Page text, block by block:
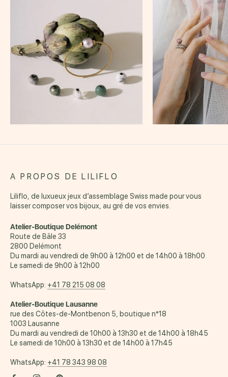
A PROPOS DE LILIFLO
Liliflo, de luxueux jeux d’assemblage Swiss made pour vous
laisser composer vos bijoux, au gré de vos envies.
Atelier-Boutique Delémont
Route de Bâle 33
2800 Delémont
Du mardi au vendredi de 9h00 à 12h00 et de 14h00 à 18h00
Le samedi de 9h00 à 12h00
WhatsApp: +41 78 215 08 08
Atelier-Boutique Lausanne
rue des Côtes-de-Montbenon 5, boutique n°18
1003 Lausanne
Du mardi au vendredi de 10h00 à 13h30 et de 14h00 à 18h45
Le samedi de 10h00 à 13h30 et de 14h00 à 17h45
WhatsApp: +41 78 343 98 08